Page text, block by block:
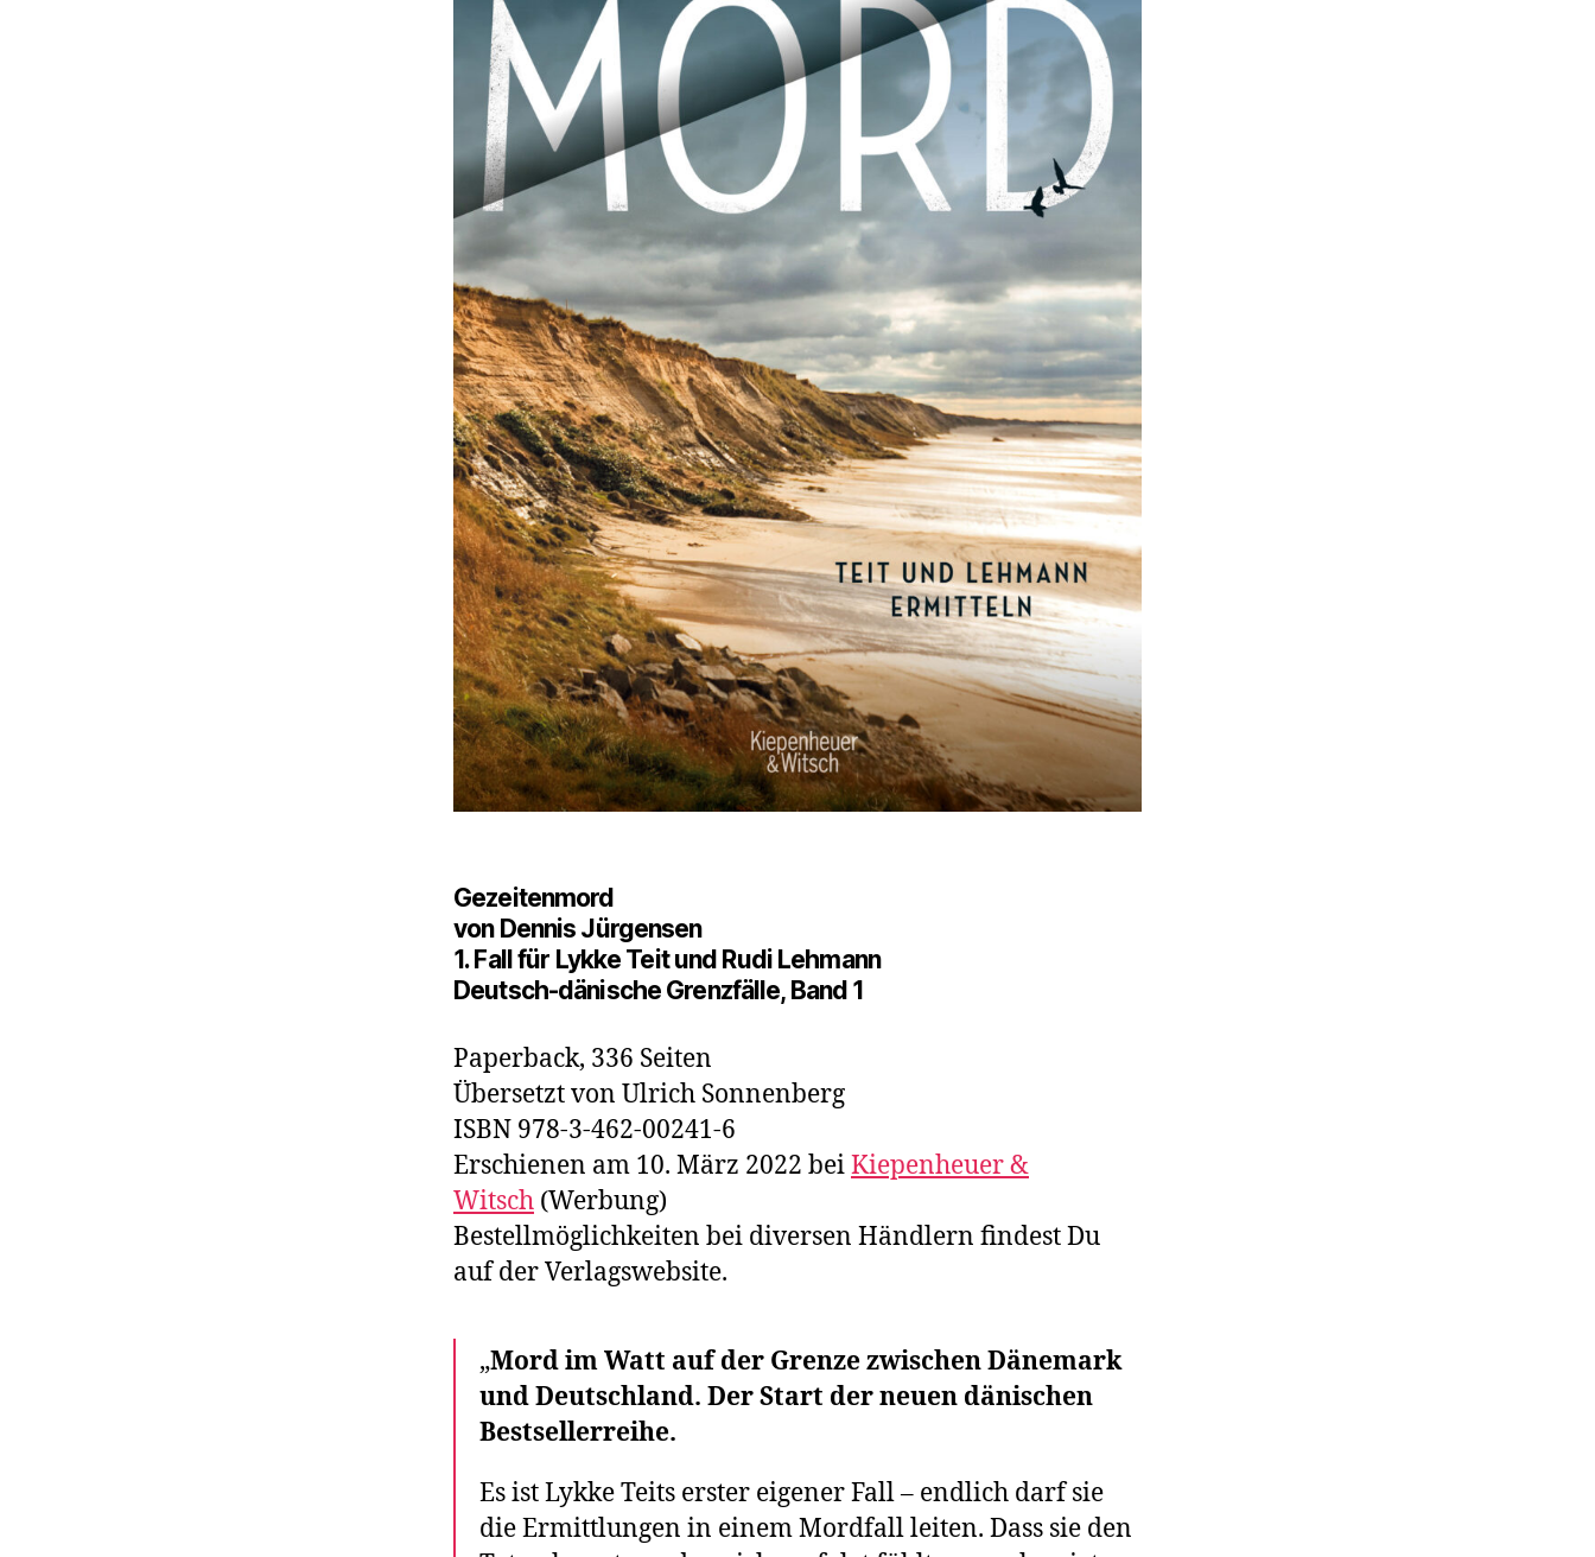
Gezeitenmord
von Dennis Jürgensen
1. Fall für Lykke Teit und Rudi Lehmann
Deutsch-dänische Grenzfälle, Band 1
Paperback, 336 Seiten
Übersetzt von Ulrich Sonnenberg
ISBN 978-3-462-00241-6
Erschienen am 10. März 2022 beiKiepenheuer &
Witsch (Werbung)
Bestellmöglichkeiten bei diversen Händlern findest Du
auf der Verlagswebsite.
„Mord im Watt auf der Grenze zwischen Dänemark
und Deutschland. Der Start der neuen dänischen
Bestsellerreihe.
Es ist Lykke Teits erster eigener Fall – endlich darf sie
die Ermittlungen in einem Mordfall leiten. Dass sie den